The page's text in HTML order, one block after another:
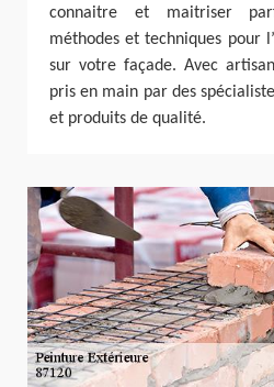
connaitre et maitriser
méthodes et techniques pour
sur votre façade. Avec
pris en main par des
et produits de qualité.